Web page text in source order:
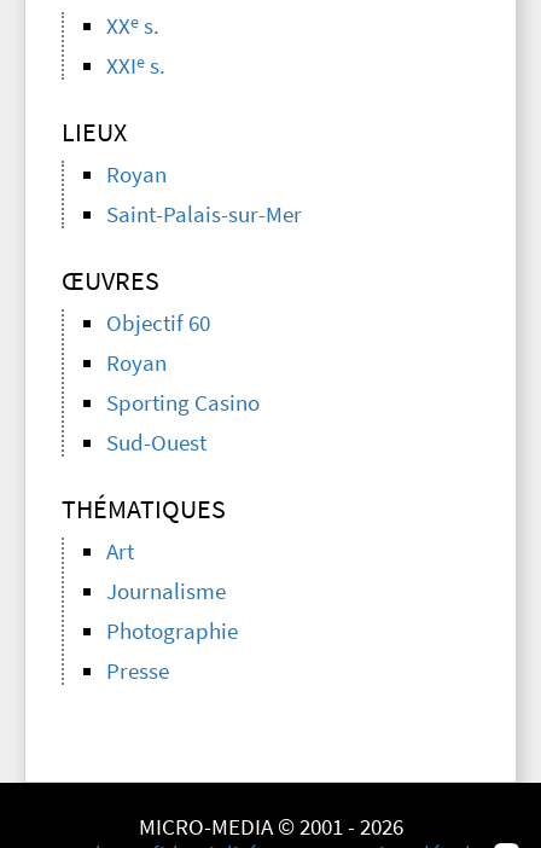
XXe s.
XXIe s.
LIEUX
Royan
Saint-Palais-sur-Mer
ŒUVRES
Objectif 60
Royan
Sporting Casino
Sud-Ouest
THÉMATIQUES
Art
Journalisme
Photographie
Presse
MICRO-MEDIA © 2001 - 2026